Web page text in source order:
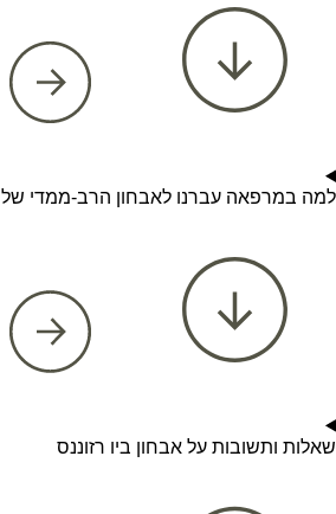
למה במרפאה עברנו לאבחון הרב-ממדי של MDHM
שאלות ותשובות על אבחון ביו רזוננס